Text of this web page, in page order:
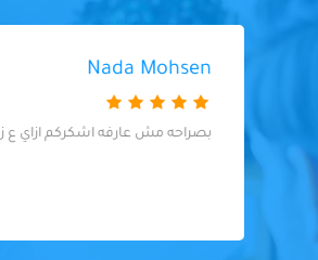
Nada Mohsen
بصراحه مش عارفه اشكركم ازاي ع زوقكم